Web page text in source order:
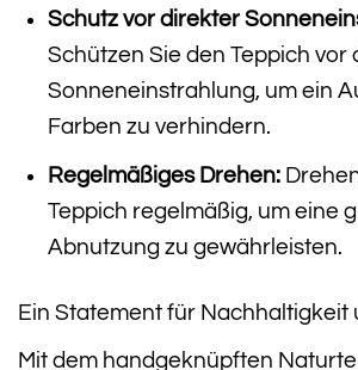
Schutz vor direkter
Schützen Sie den Teppich vor
Sonneneinstrahlung, um ein
Farben zu verhindern.
Regelmäßiges Drehen:
Teppich regelmäßig, um eine
Abnutzung zu gewährleisten.
Ein Statement für Nachhaltigkeit
Mit dem handgeknüpften